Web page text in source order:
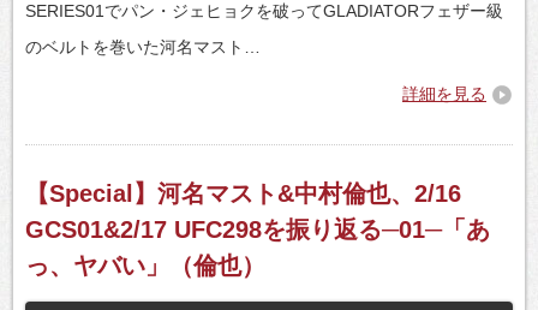
SERIES01でパン・ジェヒョクを破ってGLADIATORフェザー級
のベルトを巻いた河名マスト…
詳細を見る
【Special】河名マスト&中村倫也、2/16
GCS01&2/17 UFC298を振り返る─01─「あ
っ、ヤバい」（倫也）